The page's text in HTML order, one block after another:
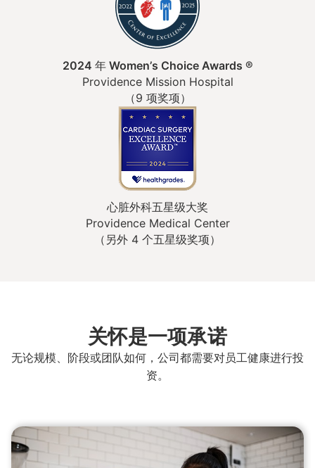
2024 年 Women’s Choice Awards ®
Providence Mission Hospital
（9 项奖项）
心脏外科五星级大奖
Providence Medical Center
（另外 4 个五星级奖项）
关怀是一项承诺
无论规模、阶段或团队如何，公司都需要对员工健康进行投
资。